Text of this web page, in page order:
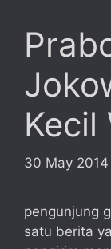
Kecil
30 May 2014
pengunjung
satu berita